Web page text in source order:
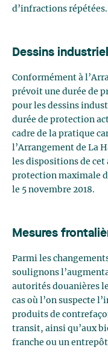
d’infractions répétées.
Dessins
Conformément à
prévoit une durée de
pour les dessins
durée de protection
cadre de la pratique
l’Arrangement de La
les dispositions de cet
protection maximale
le 5 novembre 2018.
Mesures
Parmi les
soulignons
autorités douanières
cas où l’on suspecte
produits de
transit, ainsi qu’aux
franche ou un